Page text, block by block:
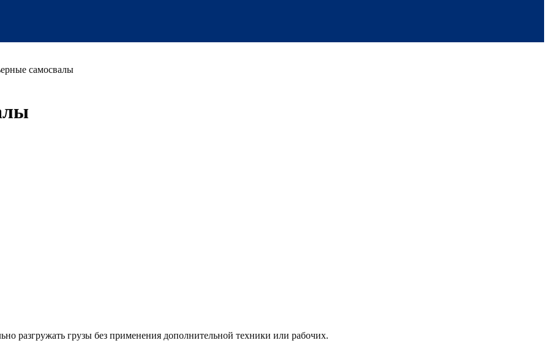
самосвалы
разгружать грузы без применения дополнительной техники или рабочих.